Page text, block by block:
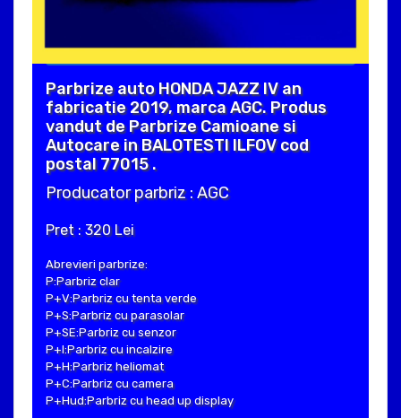
Parbrize auto HONDA JAZZ IV an
fabricatie 2019, marca AGC. Produs
vandut de Parbrize Camioane si
Autocare in BALOTESTI ILFOV cod
postal 77015 .
Producator parbriz : AGC
Pret : 320 Lei
Abrevieri parbrize:
P:Parbriz clar
P+V:Parbriz cu tenta verde
P+S:Parbriz cu parasolar
P+SE:Parbriz cu senzor
P+I:Parbriz cu incalzire
P+H:Parbriz heliomat
P+C:Parbriz cu camera
P+Hud:Parbriz cu head up display